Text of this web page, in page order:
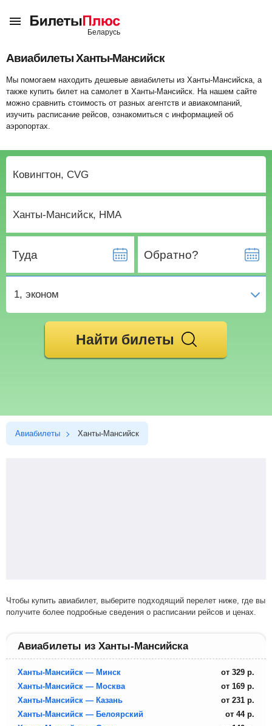
Авиабилеты Ханты-Мансийск
Мы помогаем находить дешевые авиабилеты из Ханты-Мансийска, а
также купить билет на самолет в Ханты-Мансийск. На нашем сайте
можно сравнить стоимость от разных агентств и авиакомпаний,
изучить расписание рейсов, ознакомиться с информацией об
аэропортах.
Туда Обратно?
1, эконом
Найти билеты
Авиабилеты Ханты-Мансийск
Чтобы купить авиабилет, выберите подходящий перелет ниже, где вы
получите более подробные сведения о расписании рейсов и ценах.
Авиабилеты из Ханты-Мансийска
Ханты-Мансийск — Минск от 329 р.
Ханты-Мансийск — Москва
от 169 р.
Ханты-Мансийск — Казань
от 231 р.
Ханты-Мансийск — Белоярский
от 44 р.